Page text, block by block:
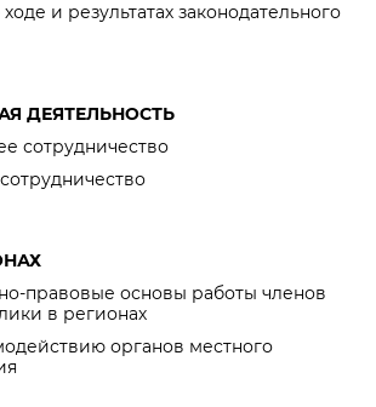
и результатах законодательного
ДЕЯТЕЛЬНОСТЬ
сотрудничество
правовые основы работы членов
в регионах
органов местного